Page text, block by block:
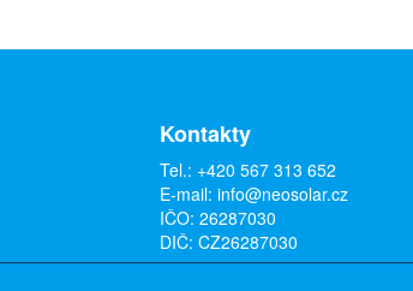
Kontakty
Tel.: +420 567 313 652
E-mail: info@neosolar.cz
IČO: 26287030
DIČ: CZ26287030